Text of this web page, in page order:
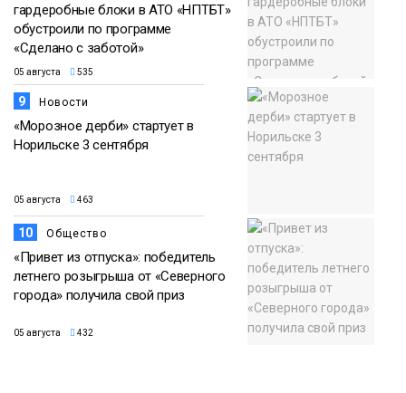
гардеробные блоки в АТО «НПТБТ»
обустроили по программе
«Сделано с заботой»
05 августа 535
9 Новости
«Морозное дерби» стартует в
Норильске 3 сентября
05 августа 463
10 Общество
«Привет из отпуска»: победитель
летнего розыгрыша от «Северного
города» получила свой приз
05 августа 432